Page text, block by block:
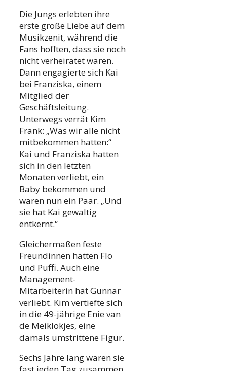
Die Jungs erlebten ihre
erste große Liebe auf dem
Musikzenit, während die
Fans hofften, dass sie noch
nicht verheiratet waren.
Dann engagierte sich Kai
bei Franziska, einem
Mitglied der
Geschäftsleitung.
Unterwegs verrät Kim
Frank: „Was wir alle nicht
mitbekommen hatten:“
Kai und Franziska hatten
sich in den letzten
Monaten verliebt, ein
Baby bekommen und
waren nun ein Paar. „Und
sie hat Kai gewaltig
entkernt.“
Gleichermaßen feste
Freundinnen hatten Flo
und Puffi. Auch eine
Management-
Mitarbeiterin hat Gunnar
verliebt. Kim vertiefte sich
in die 49-jährige Enie van
de Meiklokjes, eine
damals umstrittene Figur.
Sechs Jahre lang waren sie